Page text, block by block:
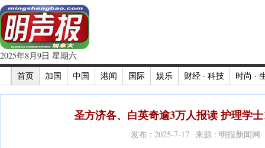
2025年8月9日 星期六
首页
加国 中国 港闻 国际 娱乐 财经 · 科技 时尚 ·
圣方济各、白英奇逾3万人报读 护理学
发布 : 2025-7-17 来源 : 明报新闻网